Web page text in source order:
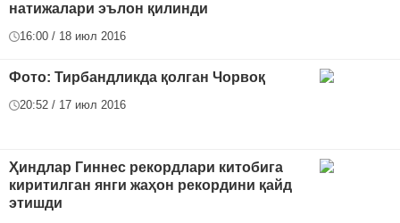
натижалари эълон қилинди
16:00 / 18 июл 2016
Фото: Тирбандликда қолган Чорвоқ
20:52 / 17 июл 2016
Ҳиндлар Гиннес рекордлари китобига
киритилган янги жаҳон рекордини қайд
этишди